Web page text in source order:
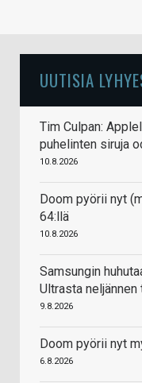
UUTISIA
Tim Culpan:
puhelinten siruja
10.8.2026
Doom pyörii nyt
64:llä
10.8.2026
Samsungin
Ultrasta
9.8.2026
Doom pyörii nyt
6.8.2026